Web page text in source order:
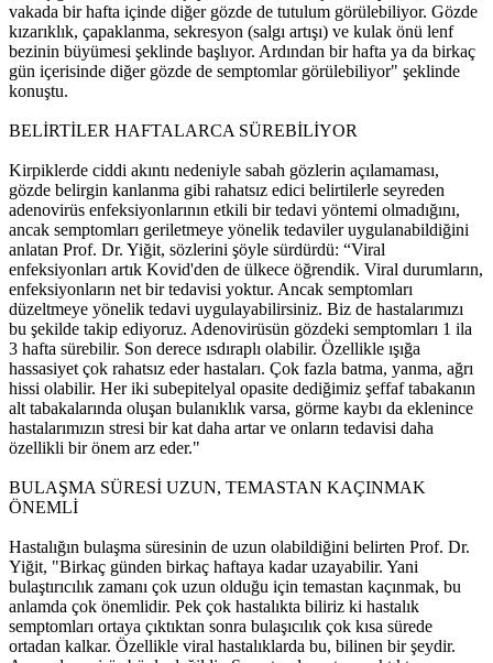
vakada bir hafta içinde diğer gözde de tutulum görülebiliyor. Gözde
kızarıklık, çapaklanma, sekresyon (salgı artışı) ve kulak önü lenf
bezinin büyümesi şeklinde başlıyor. Ardından bir hafta ya da birkaç
gün içerisinde diğer gözde de semptomlar görülebiliyor" şeklinde
konuştu.
BELİRTİLER HAFTALARCA SÜREBİLİYOR
Kirpiklerde ciddi akıntı nedeniyle sabah gözlerin açılamaması,
gözde belirgin kanlanma gibi rahatsız edici belirtilerle seyreden
adenovirüs enfeksiyonlarının etkili bir tedavi yöntemi olmadığını,
ancak semptomları geriletmeye yönelik tedaviler uygulanabildiğini
anlatan Prof. Dr. Yiğit, sözlerini şöyle sürdürdü: “Viral
enfeksiyonları artık Kovid'den de ülkece öğrendik. Viral durumların,
enfeksiyonların net bir tedavisi yoktur. Ancak semptomları
düzeltmeye yönelik tedavi uygulayabilirsiniz. Biz de hastalarımızı
bu şekilde takip ediyoruz. Adenovirüsün gözdeki semptomları 1 ila
3 hafta sürebilir. Son derece ısdıraplı olabilir. Özellikle ışığa
hassasiyet çok rahatsız eder hastaları. Çok fazla batma, yanma, ağrı
hissi olabilir. Her iki subepitelyal opasite dediğimiz şeffaf tabakanın
alt tabakalarında oluşan bulanıklık varsa, görme kaybı da eklenince
hastalarımızın stresi bir kat daha artar ve onların tedavisi daha
özellikli bir önem arz eder."
BULAŞMA SÜRESİ UZUN, TEMASTAN KAÇINMAK
ÖNEMLİ
Hastalığın bulaşma süresinin de uzun olabildiğini belirten Prof. Dr.
Yiğit, "Birkaç günden birkaç haftaya kadar uzayabilir. Yani
bulaştırıcılık zamanı çok uzun olduğu için temastan kaçınmak, bu
anlamda çok önemlidir. Pek çok hastalıkta biliriz ki hastalık
semptomları ortaya çıktıktan sonra bulaşıcılık çok kısa sürede
ortadan kalkar. Özellikle viral hastalıklarda bu, bilinen bir şeydir.